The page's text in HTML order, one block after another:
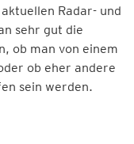
Radar- und
sehr gut die
ob man von einem
ob eher andere
sein werden.